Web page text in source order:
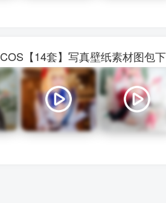
【14套】写真壁纸素材图包